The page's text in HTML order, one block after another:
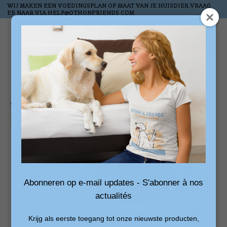
WIJ MAKEN EEN VOEDINGSPLAN OP MAAT VAN JE HUISDIER,VRAAG
ER NAAR VIA HELP@OTHONFRIENDS.COM
Liste de
Accueil / AQUADOG DRINKFLES 533 ML
Product image slideshow Items
Abonneren op e-mail updates - S'abonner à nos
actualités
Krijg als eerste toegang tot onze nieuwste producten,